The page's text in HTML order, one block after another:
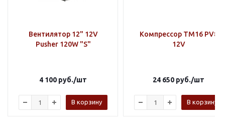
Вентилятор 12" 12V
Pusher 120W "S"
4 100 руб./шт
В корзину
Компрессор TM16 PV8
12V
24 650 руб./шт
В корзину